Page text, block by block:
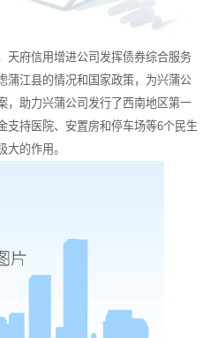
天府信用增进公司发挥债券综合服务
蒲江县的情况和国家政策，为兴蒲公
，助力兴蒲公司发行了西南地区第一
支持医院、安置房和停车场等6个民生
的作用。